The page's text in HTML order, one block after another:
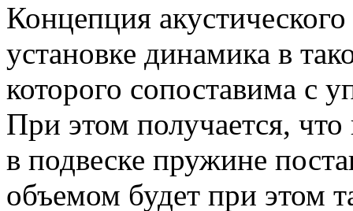
Концепция
установке динамика в
которого сопоставима с
При этом получается,
в подвеске пружине
объемом будет при этом